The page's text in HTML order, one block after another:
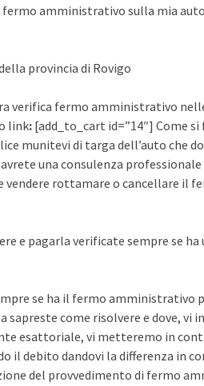
amministrativo sulla mia
provincia di Rovigo
verifica fermo amministrativo
link: [add_to_cart id=”14″] Come si
munitevi di targa dell’auto che
una consulenza
rottamare o cancellare il
e pagarla verificate sempre se
se ha il fermo amministrativo
sapreste come risolvere e dove, vi
esattoriale, vi metteremo in
il debito dandovi la differenza in
del provvedimento di fermo